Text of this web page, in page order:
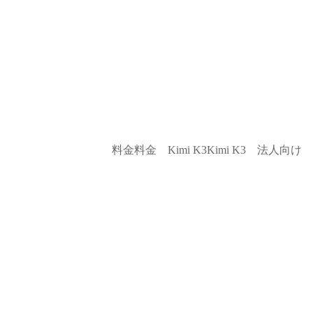
料金料金 Kimi K3Kimi K3 法人向け